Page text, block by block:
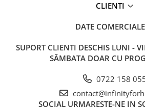
CLIENTI
DATE COMERCIALE
SUPORT CLIENTI DESCHIS LUNI -
SÂMBATA DOAR CU
0722 158
SOCIAL URMARESTE-NE IN